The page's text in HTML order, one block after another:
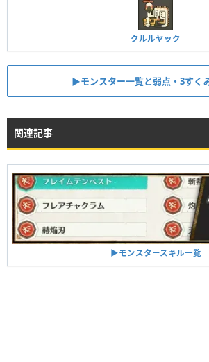
クルルヤック
▶︎モンスター一覧と弱点・3すく
関連記事
▶︎モンスタースキル一覧